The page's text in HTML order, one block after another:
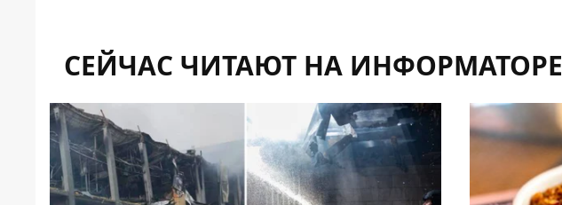
СЕЙЧАС ЧИТАЮТ НА ИНФОРМАТОРЕ